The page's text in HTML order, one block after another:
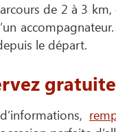
de 2 à 3
le départ.